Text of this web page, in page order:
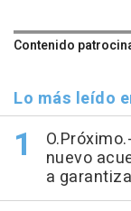
Contenido
Lo más leído
nuevo
a